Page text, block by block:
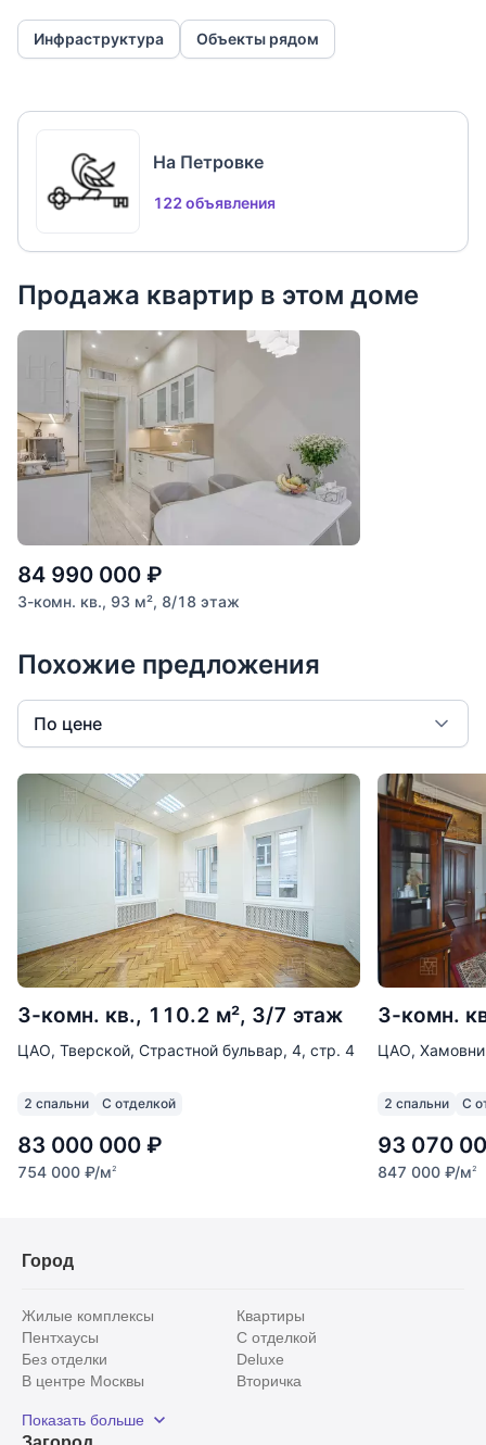
Инфраструктура Объекты рядом
На Петровке
122 объявления
Продажа квартир в этом доме
84 990 000 ₽
3-комн. кв., 93 м², 8/18 этаж
Похожие предложения
По цене
3-комн. кв., 110.2 м², 3/7 этаж
ЦАО, Тверской, Страстной бульвар, 4, стр. 4
2 спальни С отделкой
83 000 000 ₽
754 000 ₽/м2
3-комн.
ЦАО,
2 спальни С
93 070
847 000 ₽/м2
Город
Жилые комплексы
Квартиры
Пентхаусы
С отделкой
Без отделки
Deluxe
В центре Москвы
Вторичка
Рядом с парком
Показать больше